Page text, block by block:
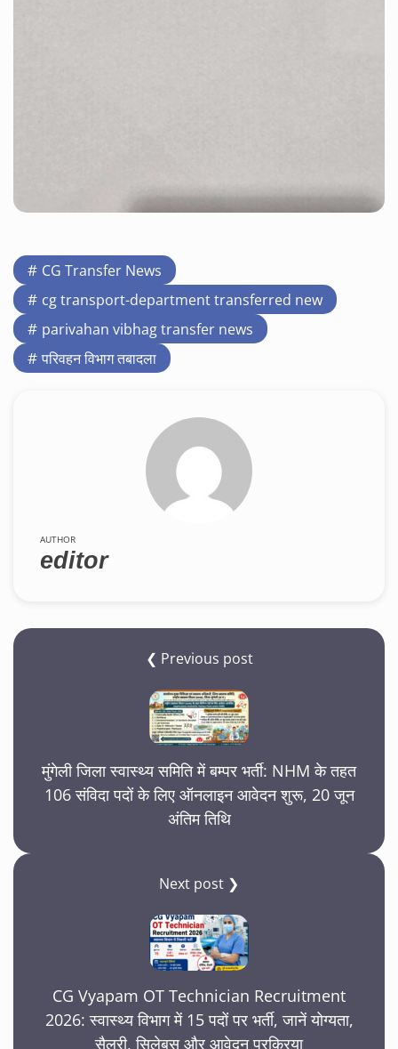
CG Transfer News
cg transport-department transferred new
parivahan vibhag transfer news
परिवहन विभाग तबादला
AUTHOR
editor
❮ Previous post
मुंगेली जिला स्वास्थ्य समिति में बम्पर भर्ती: NHM के तहत
106 संविदा पदों के लिए ऑनलाइन आवेदन शुरू, 20 जून
अंतिम तिथि
Next post ❯
CG Vyapam OT Technician Recruitment
2026: स्वास्थ्य विभाग में 15 पदों पर भर्ती, जानें योग्यता,
सैलरी, सिलेबस और आवेदन प्रक्रिया